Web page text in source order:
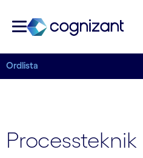
Ordlista
Processteknik